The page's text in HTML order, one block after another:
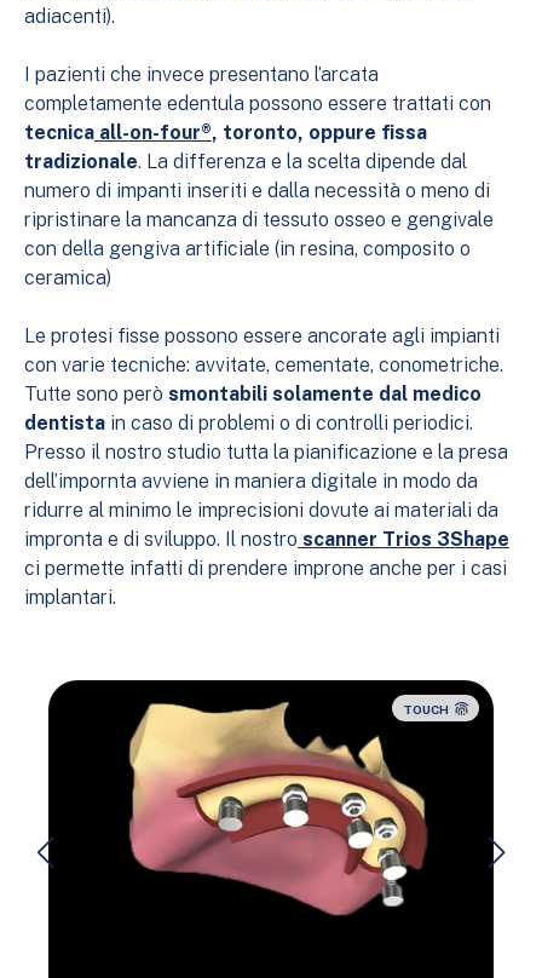
adiacenti).
I pazienti che invece presentano l’arcata
completamente edentula possono essere trattati con
tecnica all-on-four®, toronto, oppure fissa
tradizionale. La differenza e la scelta dipende dal
numero di impanti inseriti e dalla necessità o meno di
ripristinare la mancanza di tessuto osseo e gengivale
con della gengiva artificiale (in resina, composito o
ceramica)
Le protesi fisse possono essere ancorate agli impianti
con varie tecniche: avvitate, cementate, conometriche.
Tutte sono però smontabili solamente dal medico
dentista in caso di problemi o di controlli periodici.
Presso il nostro studio tutta la pianificazione e la presa
dell’impornta avviene in maniera digitale in modo da
ridurre al minimo le imprecisioni dovute ai materiali da
impronta e di sviluppo. Il nostro scanner Trios 3Shape
ci permette infatti di prendere improne anche per i casi
implantari.
TOUCH